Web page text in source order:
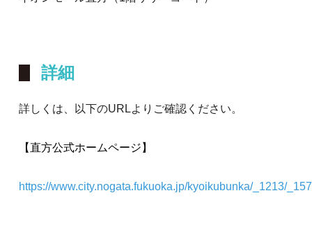
詳細
詳しくは、以下のURLよりご確認ください。
【直方公式ホームページ】
https://www.city.nogata.fukuoka.jp/kyoikubunka/_1213/